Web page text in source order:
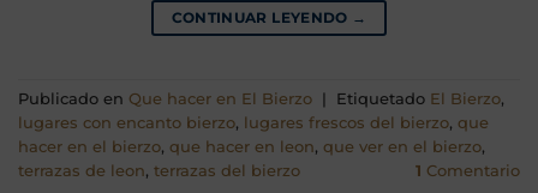
CONTINUAR LEYENDO →
Publicado en Que hacer en El Bierzo Etiquetado El Bierzo,
lugares con encanto bierzo, lugares frescos del bierzo, que
hacer en el bierzo, que hacer en leon, que ver en el bierzo,
terrazas de leon, terrazas del bierzo 1 Comentario